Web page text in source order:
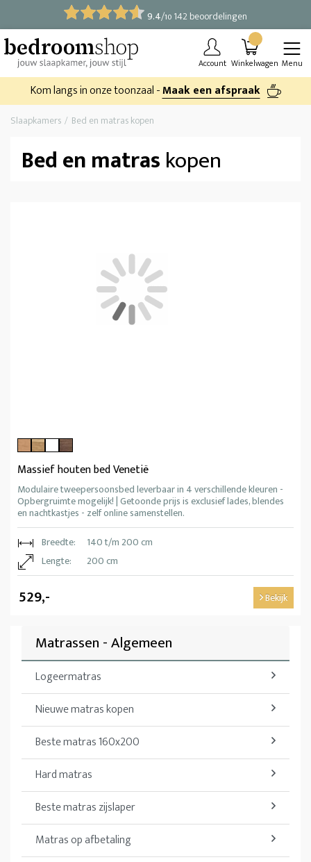
9.4/10 142 beoordelingen
Account Winkelwagen Menu
Kom langs in onze toonzaal -Maak een afspraak
Slaapkamers Bed en matras kopen
Bed en matraskopen
Massief houten bed Venetië
Modulaire tweepersoonsbed leverbaar in 4 verschillende kleuren -
Opbergruimte mogelijk! | Getoonde prijs is exclusief lades, blendes
en nachtkastjes - zelf online samenstellen.
Breedte:
140 t/m 200 cm
Lengte:
200 cm
529,- Bekijk
Matrassen - Algemeen
Logeermatras
Nieuwe matras kopen
Beste matras 160x200
Hard matras
Beste matras zijslaper
Matras op afbetaling